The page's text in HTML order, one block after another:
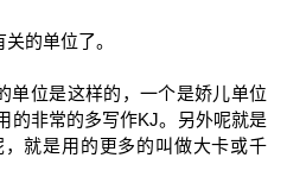
的单位了。
单位是这样的，一个是娇儿单位
的非常的多写作KJ。另外呢就是
就是用的更多的叫做大卡或千